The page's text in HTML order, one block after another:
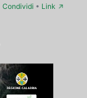
Condividi • Link→